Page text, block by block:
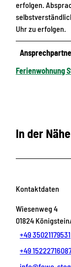
erfolgen.
Uhr zu erfolgen.
Ferienwohnung
In der Nähe
Kontaktdaten
Wiesenweg 4
01824
+49 35021179531
+49